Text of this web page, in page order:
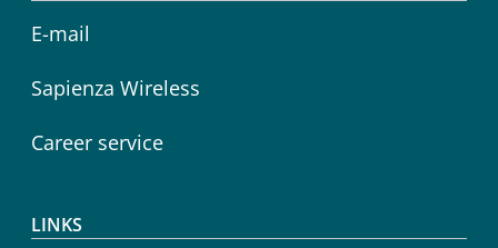
E-mail
Sapienza Wireless
Career service
LINKS